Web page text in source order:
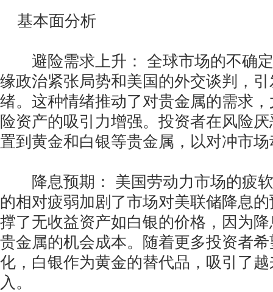
基本面分析
避险需求上升： 全球市场的不确定
缘政治紧张局势和美国的外交谈判，
绪。这种情绪推动了对贵金属的需求
险资产的吸引力增强。投资者在风险
置到黄金和白银等贵金属，以对冲市
降息预期： 美国劳动力市场的疲软
的相对疲弱加剧了市场对美联储降息
撑了无收益资产如白银的价格，因为
贵金属的机会成本。随着更多投资者
化，白银作为黄金的替代品，吸引了
入。